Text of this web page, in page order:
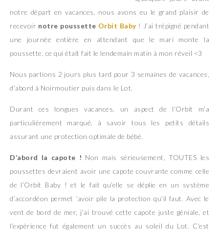
notre départ en vacances, nous avons eu le grand plaisir de
recevoir notre poussette Orbit Baby! J’ai trépigné pendant
une journée entière en attendant que le mari monte la
poussette, ce qui était fait le lendemain matin à mon réveil <3
Nous partions 2 jours plus tard pour 3 semaines de vacances,
d’abord à Noirmoutier puis dans le Lot.
Durant ces longues vacances, un aspect de l’Orbit m’a
particulièrement marqué, à savoir tous les petits détails
assurant une protection optimale de bébé.
D’abord la capote ! Non mais sérieusement, TOUTES les
poussettes devraient avoir une capote couvrante comme celle
de l’Orbit Baby ! et le fait qu’elle se déplie en un système
d’accordéon permet ‘avoir pile la protection qu’il faut. Avec le
vent de bord de mer, j’ai trouvé cette capote juste géniale, et
l’expérience fut également un succès au soleil du Lot. C’est